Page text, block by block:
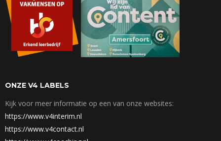
ONZE V4 LABELS
Kijk voor meer informatie op een van onze websites:
https://www.v4interim.nl
https://www.v4contact.nl